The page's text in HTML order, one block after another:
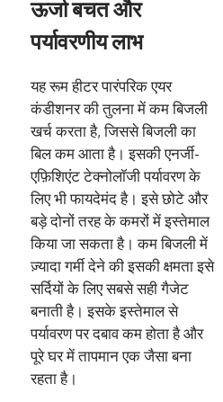
ऊर्जा बचत और
पर्यावरणीय लाभ
यह रूम हीटर पारंपरिक एयर
कंडीशनर की तुलना में कम बिजली
खर्च करता है, जिससे बिजली का
बिल कम आता है। इसकी एनर्जी-
एफ़िशिएंट टेक्नोलॉजी पर्यावरण के
लिए भी फायदेमंद है। इसे छोटे और
बड़े दोनों तरह के कमरों में इस्तेमाल
किया जा सकता है। कम बिजली में
ज़्यादा गर्मी देने की इसकी क्षमता इसे
सर्दियों के लिए सबसे सही गैजेट
बनाती है। इसके इस्तेमाल से
पर्यावरण पर दबाव कम होता है और
पूरे घर में तापमान एक जैसा बना
रहता है।